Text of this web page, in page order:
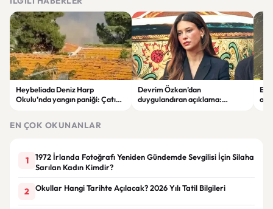
Heybeliada Deniz Harp
Okulu’nda yangın paniği: Çatıda
Devrim Özkan’dan
duygulandıran açıklama:
EN ÇOK OKUNANLAR
1
1972 İrlanda Fotoğrafı Yeniden Gündemde Sevgilisi İçin Silaha
Sarılan Kadın Kimdir?
2 Okullar Hangi Tarihte Açılacak? 2026 Yılı Tatil Bilgileri